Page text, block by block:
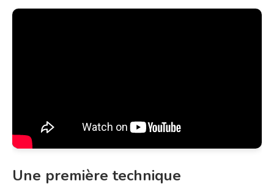
Une première technique